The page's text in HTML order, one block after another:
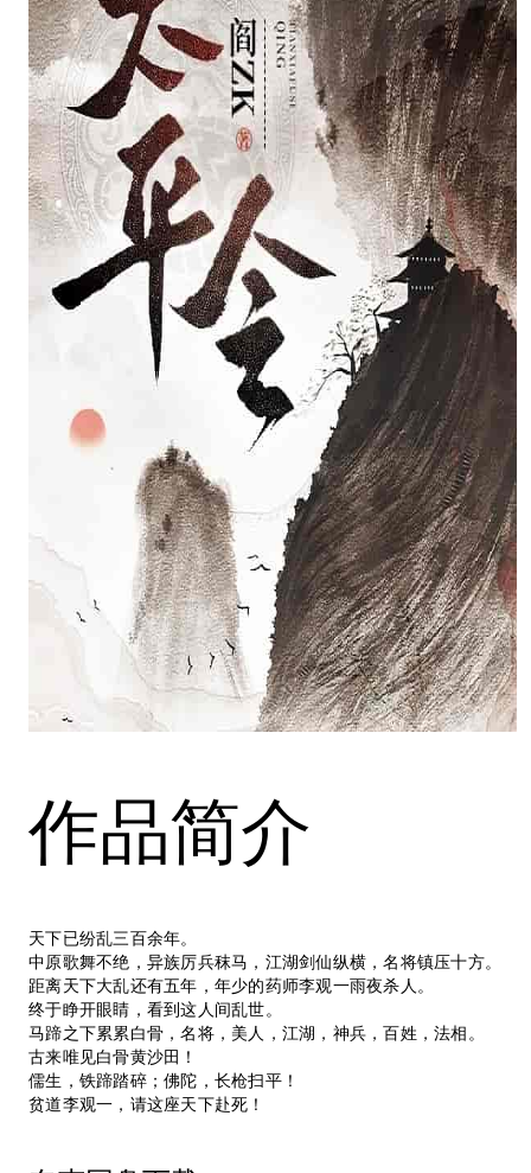
作品简介
天下已纷乱三百余年。
中原歌舞不绝，异族厉兵秣马，江湖剑仙纵横，名将镇压十方。
距离天下大乱还有五年，年少的药师李观一雨夜杀人。
终于睁开眼睛，看到这人间乱世。
马蹄之下累累白骨，名将，美人，江湖，神兵，百姓，法相。
古来唯见白骨黄沙田！
儒生，铁蹄踏碎；佛陀，长枪扫平！
贫道李观一，请这座天下赴死！